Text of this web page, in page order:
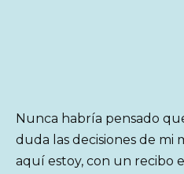
Nunca habría pensado
duda las decisiones de mi
aquí estoy, con un recibo